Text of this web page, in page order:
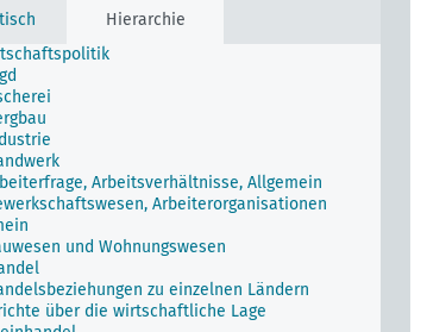
Hierarchie
Normung, Standardisierung
Arbeitsverhältnisse, Allgemein
Arbeiterorganisationen
und Wohnungswesen
zu einzelnen Ländern
über die wirtschaftliche Lage